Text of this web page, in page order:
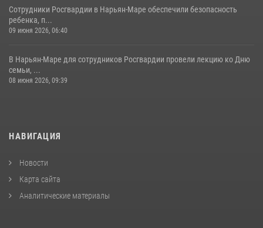
Сотрудники Росгвардии в Нарьян-Маре обеспечили безопасность
ребенка, п...
09 июня 2026, 06:40
В Нарьян-Маре для сотрудников Росгвардии провели лекцию ко Дню
семьи, ...
08 июня 2026, 09:39
НАВИГАЦИЯ
Новости
Карта сайта
Аналитические материалы